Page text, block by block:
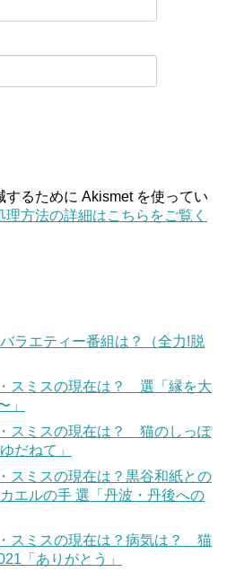
するために Akismet を使ってい
方法の詳細はこちらをご覧く
ラエティー番組は？（全力!脱
スミスの現在は？ 選「縁を大
」
スミスの現在は？ 猫のしっぽ
だねて」
スミスの現在は？黒谷和紙との
エルの手 選「丹波・丹後への
スミスの現在は？病気は？ 猫
「ありがとう」